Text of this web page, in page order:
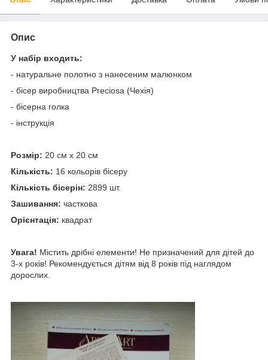
Опис
У набір входить:
- натуральне полотно з нанесеним малюнком
- бісер виробництва Preciosa (Чехія)
- бісерна голка
- інструкція
Розмір: 20 см х 20 см
Кількість: 16 кольорів бісеру
Кількість бісерін: 2899 шт.
Зашивання: часткова
Орієнтація: квадрат
Увага! Містить дрібні елементи! Не призначений для дітей до
3-х років! Рекомендується дітям від 8 років під наглядом
дорослих.